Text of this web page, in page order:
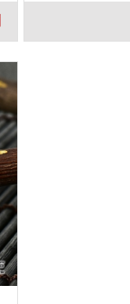
方翡翠寶石保證